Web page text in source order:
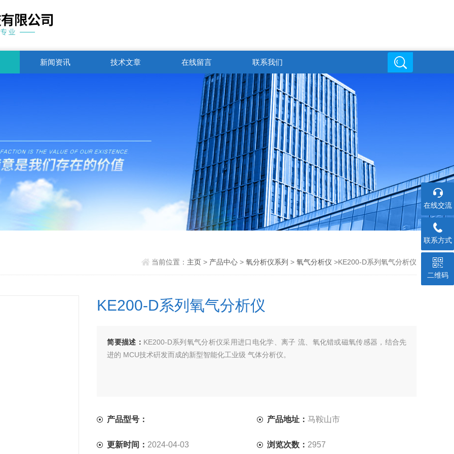
17512503446
719816494@qq.com
在线交流
新闻资讯 技术文章 在线留言 联系我们
当前位置： 主页 > 产品中心 >氧分析仪系列 >氧气分析仪 >KE200-D系列氧气分析仪
KE200-D系列氧气分析仪
简要描述： KE200-D系列氧气分析仪采用进口电化学、离子 流、氧化错或磁氧传感器，结合先
进的 MCU技术硏发而成的新型智能化工业级 气体分析仪。
产品型号： 产品地址： 马鞍山市
更新时间： 2024-04-03 浏览次数： 2957
在线交流
联系方式
二维码